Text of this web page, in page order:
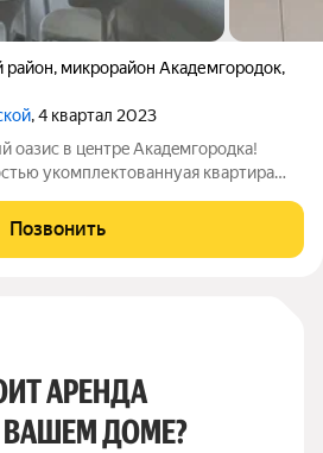
район, микрорайон Академгородок,
, 4 квартал 2023
укoмплектовaннуая кваpтира
естественным светом. Современная
Позвонить
АРЕНДА
ВАШЕМ ДОМЕ?